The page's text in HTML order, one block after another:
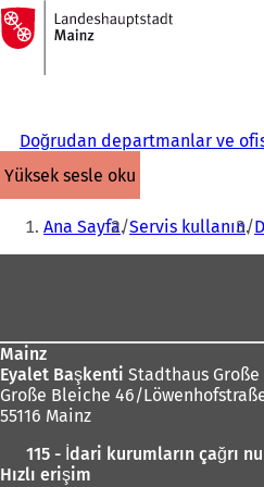
İçeriğe atla
Ana
sayfaya
Doğrudan departmanlar ve
yüksek sesle oku
Buradasınız:
Ana Sayfa Servis kullanın
Mainz
Eyalet Başkenti Stadthaus
Große Bleiche 46/
55116 Mainz
115 - İdari kurumların çağrı
Hızlı erişim